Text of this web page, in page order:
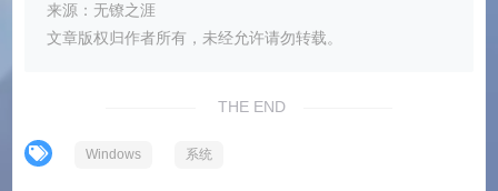
来源：无镣之涯
文章版权归作者所有，未经允许请勿转载。
THE END
Windows 系统